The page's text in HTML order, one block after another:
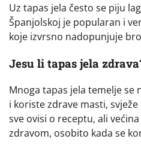
Uz tapas jela često se piju
Španjolskoj je popularan i
koje izvrsno nadopunjuje
Jesu li tapas jela
Mnoga tapas jela temelje
i koriste zdrave masti,
sve ovisi o receptu, ali
zdravom, osobito kada se